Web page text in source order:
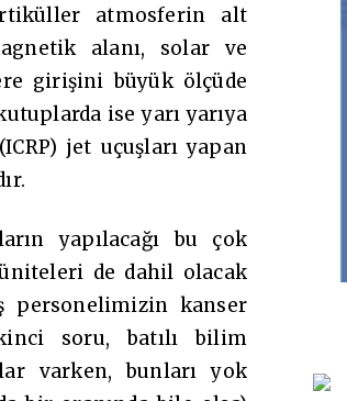
atmosferin alt
alanı, solar ve
girişini büyük ölçüde
ise yarı yarıya
jet uçuşları yapan
yapılacağı bu çok
üniteleri de dahil olacak
personelimizin kanser
soru, batılı bilim
varken, bunları yok